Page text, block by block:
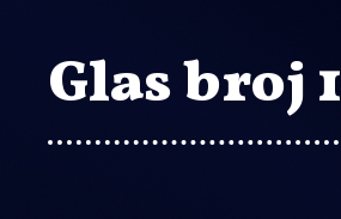
Glas broj 1